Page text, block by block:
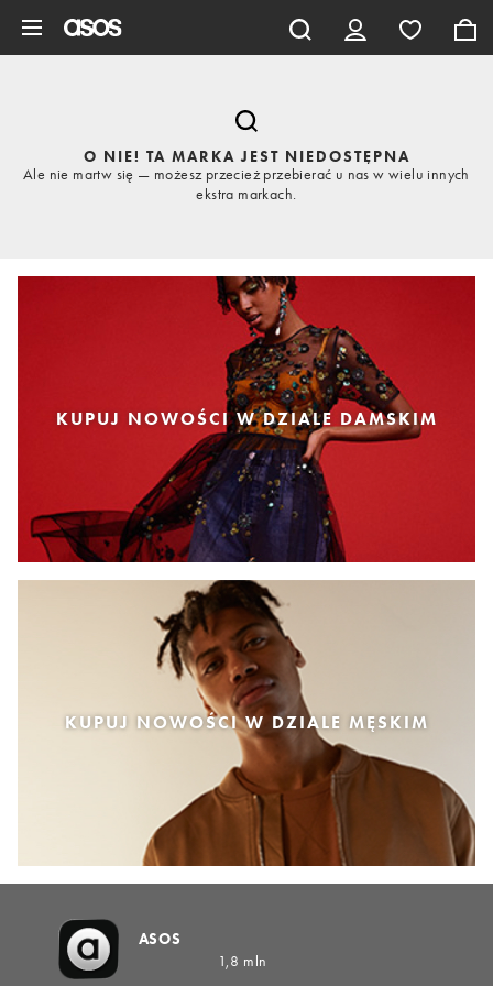
O NIE! TA MARKA JEST NIEDOSTĘPNA
Ale nie martw się — możesz przecież przebierać u nas w wielu innych
ekstra markach.
KUPUJ NOWOŚCI W DZIALE DAMSKIM
KUPUJ NOWOŚCI W DZIALE MĘSKIM
ASOS
1,8 mln